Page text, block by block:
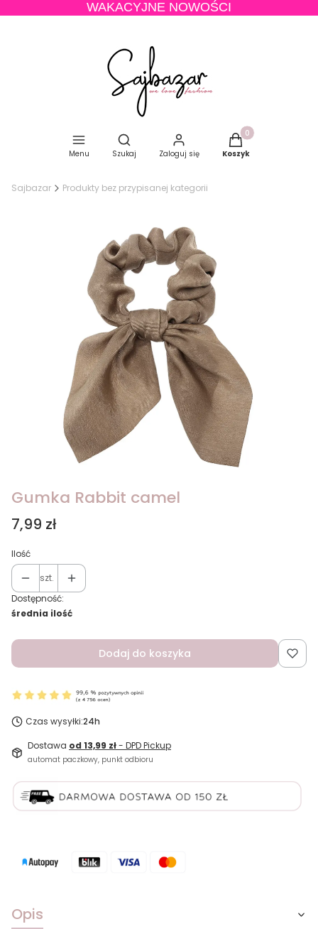
WAKACYJNE NOWOŚCI
Menu
Otwórz wyszukiwarkę
Szukaj Zaloguj się
Produkty w
Koszyk
Sajbazar Produkty bez przypisanej kategorii
Gumka Rabbit camel
Cena
7,99 zł
Ilość
szt.
Dostępność:
średnia ilość
Dodaj do koszyka
Czas wysyłki:24h
Dostawa od 13,99 zł- DPD Pickup
automat paczkowy, punkt odbioru
Opis